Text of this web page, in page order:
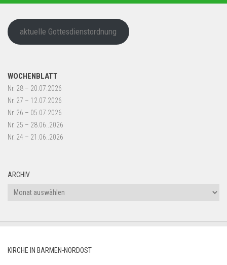
aktuelle Gottesdienstordnung
WOCHENBLATT
Nr. 28 – 20.07.2026
Nr. 27 – 12.07.2026
Nr. 26 – 05.07.2026
Nr. 25 – 28.06..2026
Nr. 24 – 21.06..2026
ARCHIV
Archiv
KIRCHE IN BARMEN-NORDOST